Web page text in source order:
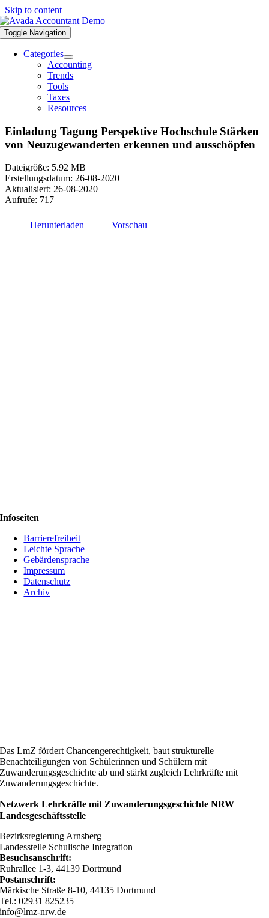
Skip to content
Toggle Navigation
Categories
Accounting
Trends
Tools
Taxes
Resources
Einladung Tagung Perspektive Hochschule Stärken
von Neuzugewanderten erkennen und ausschöpfen
Dateigröße: 5.92 MB
Erstellungsdatum: 26-08-2020
Aktualisiert: 26-08-2020
Aufrufe: 717
Herunterladen Vorschau
Infoseiten
Barrierefreiheit
Leichte Sprache
Gebärdensprache
Impressum
Datenschutz
Archiv
Das LmZ fördert Chancengerechtigkeit, baut strukturelle
Benachteiligungen von Schülerinnen und Schülern mit
Zuwanderungsgeschichte ab und stärkt zugleich Lehrkräfte mit
Zuwanderungsgeschichte.
Netzwerk Lehrkräfte mit Zuwanderungsgeschichte NRW
Landesgeschäftsstelle
Bezirksregierung Arnsberg
Landesstelle Schulische Integration
Besuchsanschrift:
Ruhrallee 1-3, 44139 Dortmund
Postanschrift:
Märkische Straße 8-10, 44135 Dortmund
Tel.: 02931 825235
info@lmz-nrw.de